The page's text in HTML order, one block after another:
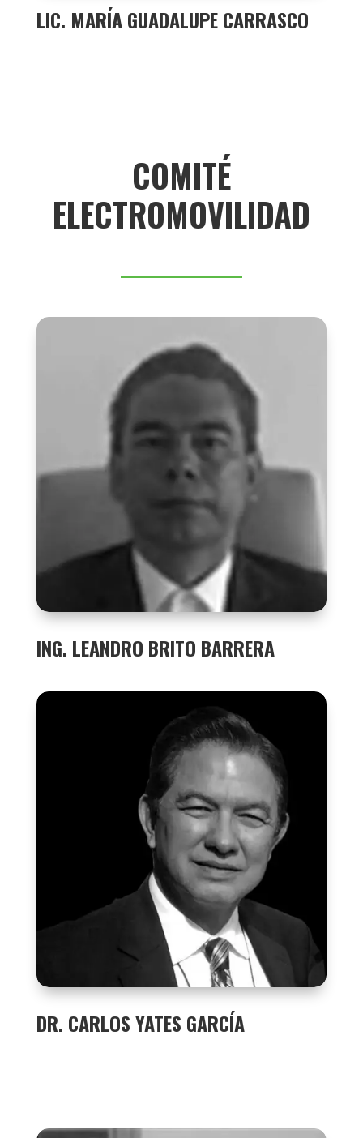
LIC. MARÍA GUADALUPE CARRASCO
COMITÉ
ELECTROMOVILIDAD
ING. LEANDRO BRITO BARRERA
DR. CARLOS YATES GARCÍA